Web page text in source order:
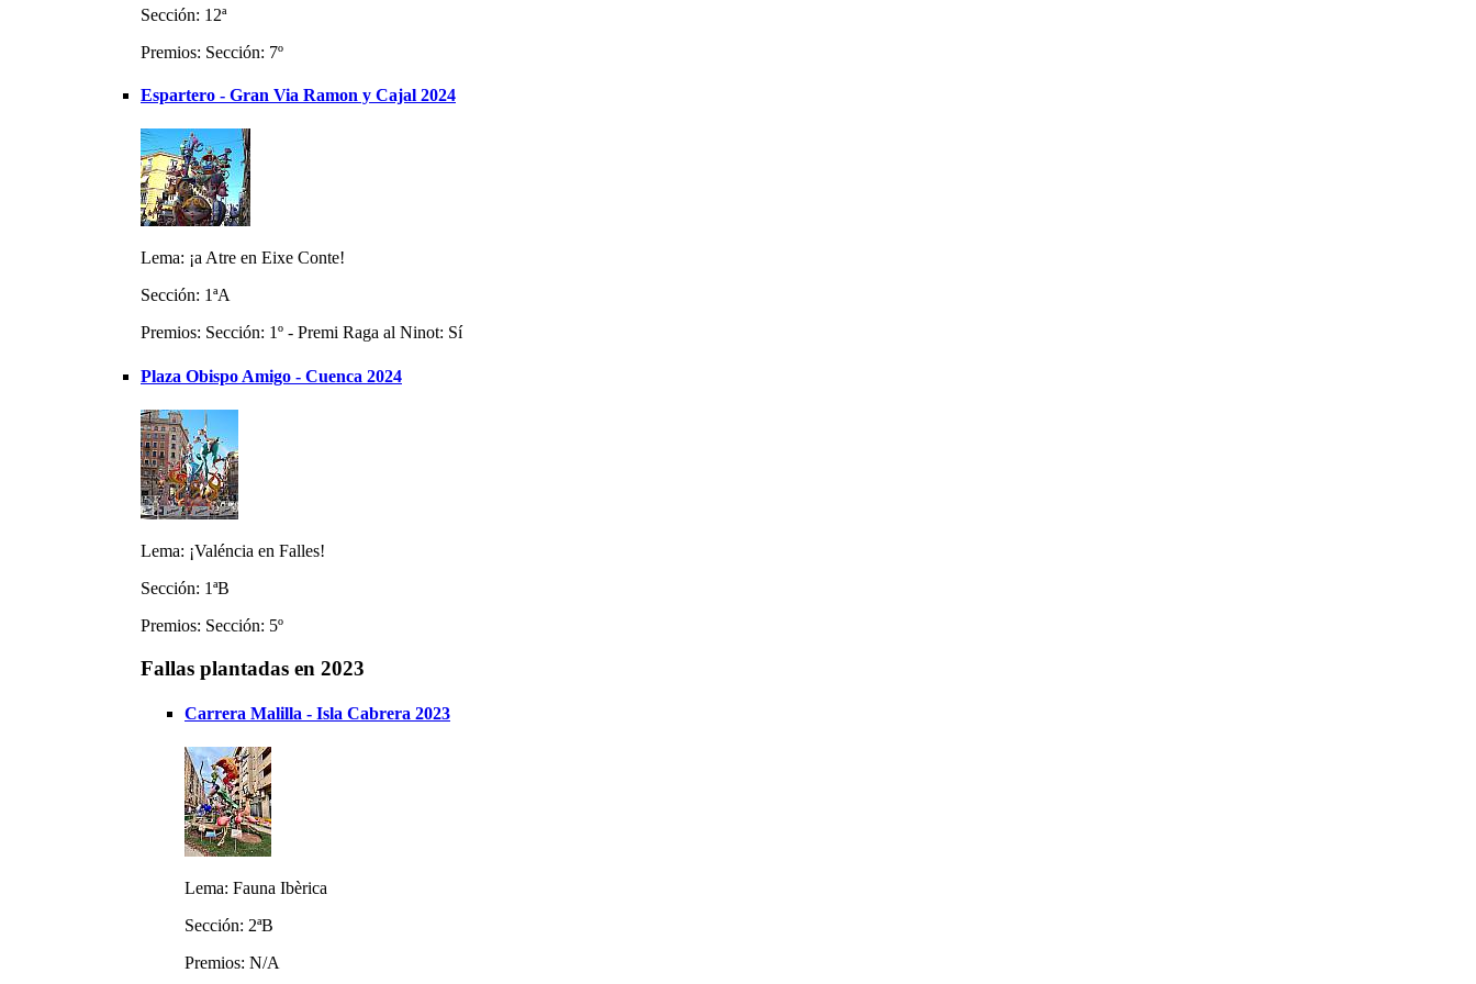
Sección: 12ª
Premios: Sección: 7º
Espartero - Gran Via Ramon y Cajal 2024
Lema: ¡a Atre en Eixe Conte!
Sección: 1ªA
Premios: Sección: 1º - Premi Raga al Ninot: Sí
Plaza Obispo Amigo - Cuenca 2024
Lema: ¡Valéncia en Falles!
Sección: 1ªB
Premios: Sección: 5º
Fallas plantadas en 2023
Carrera Malilla - Isla Cabrera 2023
Lema: Fauna Ibèrica
Sección: 2ªB
Premios: N/A